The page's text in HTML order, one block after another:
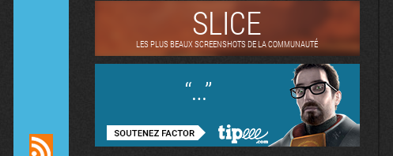
SLICE
LES PLUS BEAUX SCREENSHOTS DE LA COMMUNAUTÉ